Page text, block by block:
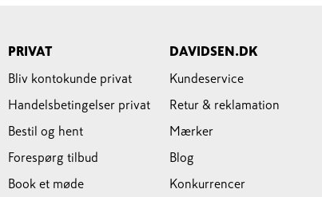
PRIVAT
Bliv kontokunde privat
Handelsbetingelser privat
Bestil og hent
Forespørg tilbud
Book et møde
DAVIDSEN.DK
Kundeservice
Retur & reklamation
Mærker
Blog
Konkurrencer